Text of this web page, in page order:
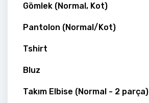
Gömlek (Normal, Kot)
Pantolon (Normal/Kot)
Tshirt
Bluz
Takım Elbise (Normal - 2 parça)